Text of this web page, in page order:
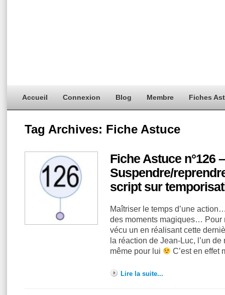
Accueil Connexion Blog Membre Fiches
Tag Archives: Fiche Astuce
Fiche Astuce n°126
Suspendre/
script sur
Maîtriser le temps d’une
des moments magiques… Pour
vécu un en réalisant cette
la réaction de Jean-Luc, l’un
même pour lui
C’est en
Lire la suite...